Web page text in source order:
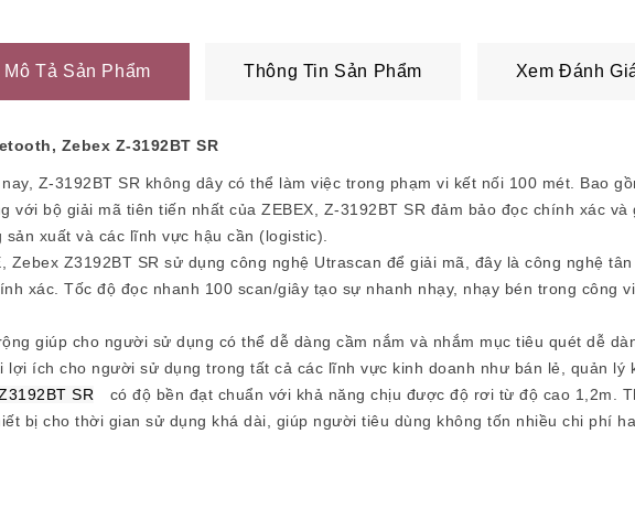
Mô Tả Sản Phẩm Thông Tin Sản Phẩm Xem Đánh
Zebex Z-3192BT SR
Z-3192BT SR không dây có thể làm việc trong phạm vi kết nối 100 mét. Bao
bộ giải mã tiên tiến nhất của ZEBEX, Z-3192BT SR đảm bảo đọc chính xác
xuất và các lĩnh vực hậu cần (logistic).
Zebex Z3192BT SR sử dụng công nghệ Utrascan để giải mã, đây là công nghệ
xác. Tốc độ đọc nhanh 100 scan/giây tạo sự nhanh nhạy, nhạy bén trong công
giúp cho người sử dụng có thể dễ dàng cầm nắm và nhắm mục tiêu quét dễ
lợi ích cho người sử dụng trong tất cả các lĩnh vực kinh doanh như bán lẻ, quản lý
SR
có độ bền đạt chuẩn với khả năng chịu được độ rơi từ độ cao 1,2m.
bị cho thời gian sử dụng khá dài, giúp người tiêu dùng không tốn nhiều chi phí